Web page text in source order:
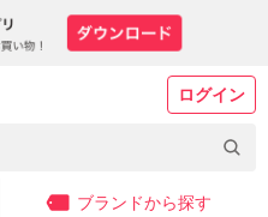
ログイン
ブランドから探す